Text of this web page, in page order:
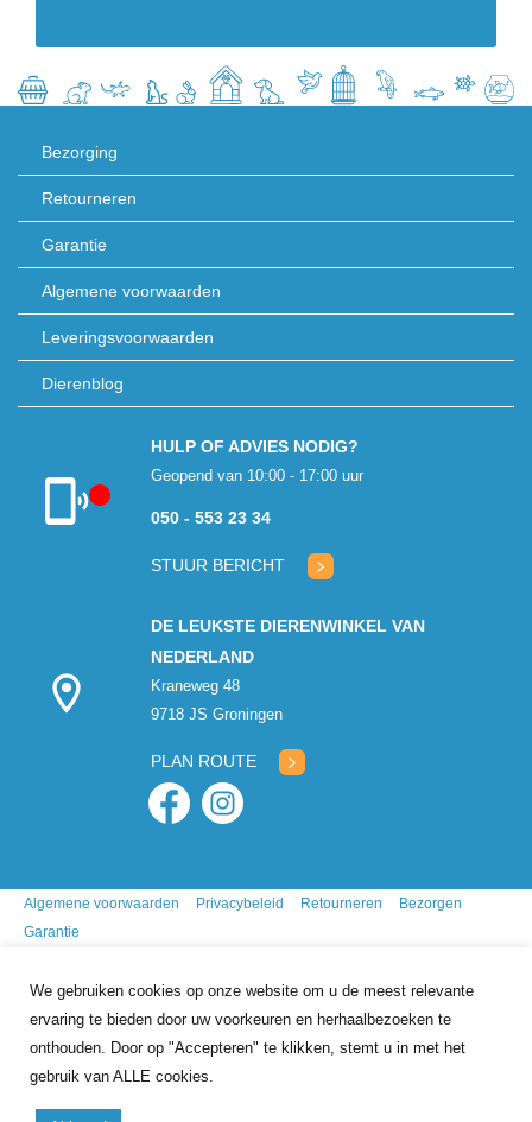
We gebruiken cookies op onze website om u de meest relevante
ervaring te bieden door uw voorkeuren en herhaalbezoeken te
onthouden. Door op "Accepteren" te klikken, stemt u in met het
gebruik van ALLE cookies.
Bezorging
Retourneren
Garantie
Algemene voorwaarden
Leveringsvoorwaarden
Dierenblog
Klantenservice
HULP OF ADVIES NODIG?
Geopend van 10:00 - 17:00 uur
050 - 553 23 34
STUUR BERICHT
DE LEUKSTE DIERENWINKEL VAN
NEDERLAND
Kraneweg 48
9718 JS Groningen
PLAN ROUTE
Algemene voorwaarden Privacybeleid Retourneren
Bezorgen
Garantie